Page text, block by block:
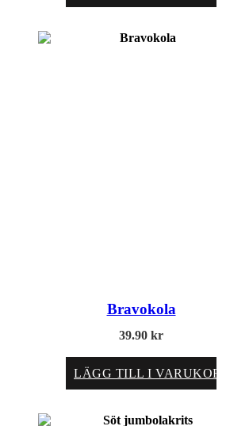
LÄGG TILL I VARUKORG
Bravokola
39.90 kr